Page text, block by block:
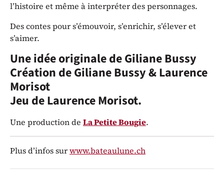
l’histoire et même à interpréter des personnages.
Des contes pour s’émouvoir, s’enrichir, s’élever et
s’aimer.
Une idée originale de Giliane Bussy
Création de Giliane Bussy & Laurence
Morisot
Jeu de Laurence Morisot.
Une production de La Petite Bougie.
Plus d’infos surwww.bateaulune.ch